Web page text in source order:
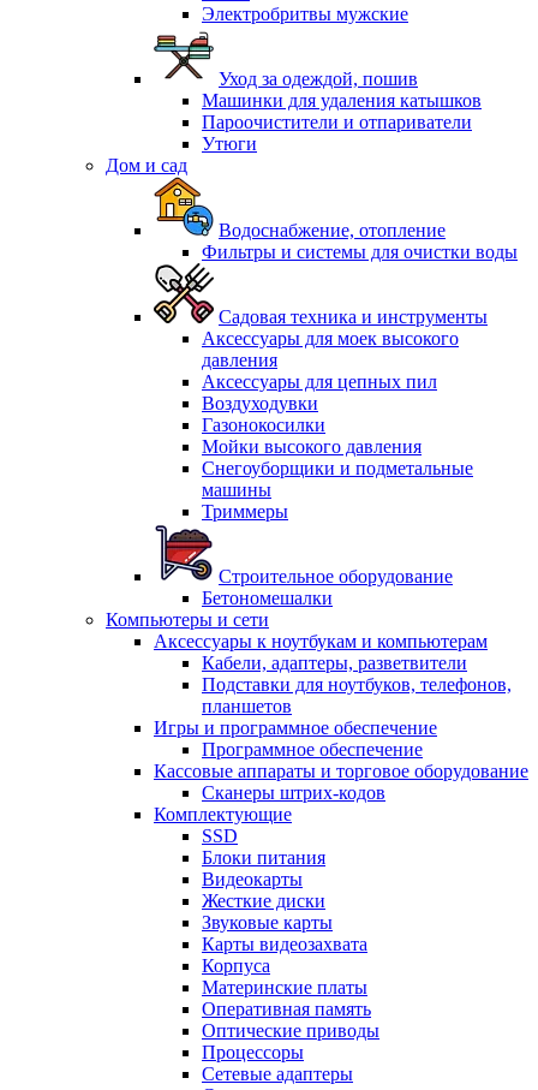
Электробритвы мужские
Уход за одеждой, пошив
Машинки для удаления катышков
Пароочистители и отпариватели
Утюги
Дом и сад
Водоснабжение, отопление
Фильтры и системы для очистки воды
Садовая техника и инструменты
Аксессуары для моек высокого
давления
Аксессуары для цепных пил
Воздуходувки
Газонокосилки
Мойки высокого давления
Снегоуборщики и подметальные
машины
Триммеры
Строительное оборудование
Бетономешалки
Компьютеры и сети
Аксессуары к ноутбукам и компьютерам
Кабели, адаптеры, разветвители
Подставки для ноутбуков, телефонов,
планшетов
Игры и программное обеспечение
Программное обеспечение
Кассовые аппараты и торговое оборудование
Сканеры штрих-кодов
Комплектующие
SSD
Блоки питания
Видеокарты
Жесткие диски
Звуковые карты
Карты видеозахвата
Корпуса
Материнские платы
Оперативная память
Оптические приводы
Процессоры
Сетевые адаптеры